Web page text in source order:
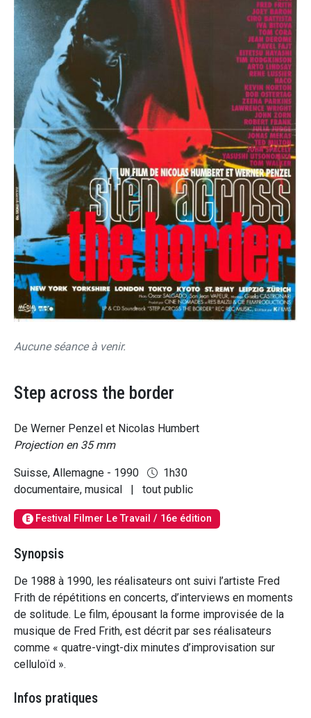
Aucune séance à venir.
Step across the border
De Werner Penzel et Nicolas Humbert
Projection en 35 mm
Suisse, Allemagne - 1990
1h30
documentaire, musical
| tout public
E Festival Filmer Le Travail / 16e édition
Synopsis
De 1988 à 1990, les réalisateurs ont suivi l’artiste Fred
Frith de répétitions en concerts, d’interviews en moments
de solitude. Le film, épousant la forme improvisée de la
musique de Fred Frith, est décrit par ses réalisateurs
comme « quatre-vingt-dix minutes d’improvisation sur
celluloïd ».
Infos pratiques